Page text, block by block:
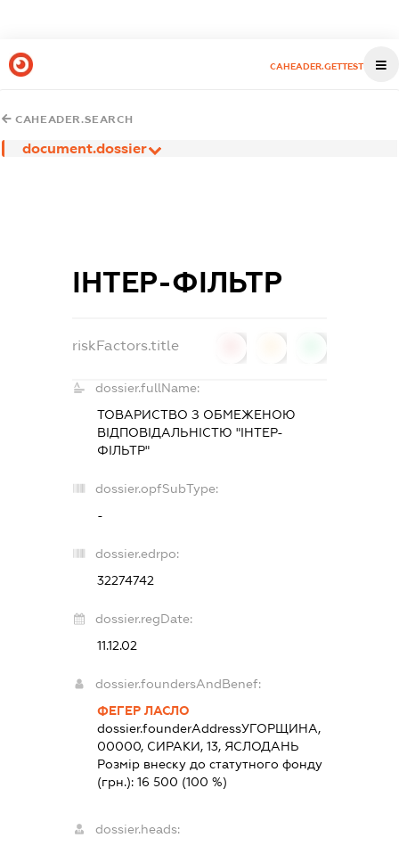
CAHEADER.GETTEST
CAHEADER.SEARCH
document.dossier
ІНТЕР-ФІЛЬТР
riskFactors.title
dossier.fullName:
ТОВАРИСТВО З ОБМЕЖЕНОЮ
ВІДПОВІДАЛЬНІСТЮ "ІНТЕР-
ФІЛЬТР"
dossier.opfSubType:
-
dossier.edrpo:
32274742
dossier.regDate:
11.12.02
dossier.foundersAndBenef:
ФЕГЕР ЛАСЛО
dossier.founderAddressУГОРЩИНА,
00000, СИРАКИ, 13, ЯСЛОДАНЬ
Розмір внеску до статутного фонду
(грн.):16 500 (100 %)
dossier.heads: